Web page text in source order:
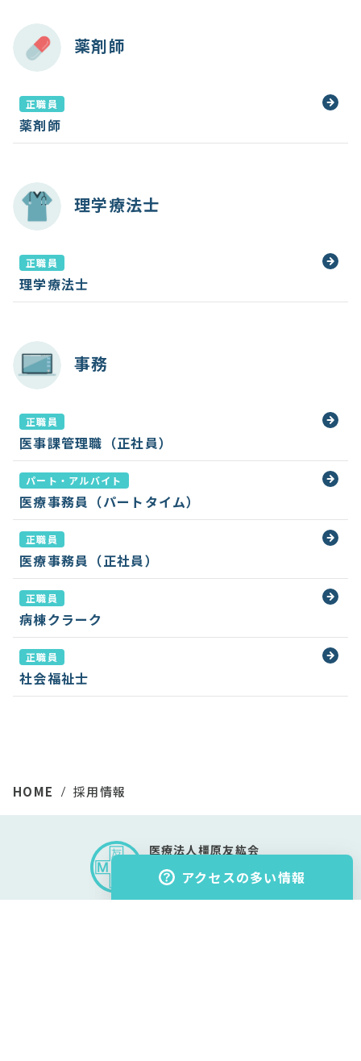
アクセスの多い情報
薬剤師
正職員
薬剤師
理学療法士
正職員
理学療法士
事務
正職員
医事課管理職（正社員）
パート・アルバイト
医療事務員（パートタイム）
正職員
医療事務員（正社員）
正職員
病棟クラーク
正職員
社会福祉士
HOME 採用情報
医療法人橿原友紘会
大和橿原病院
〒634-0045 奈良県橿原市石川町81番地